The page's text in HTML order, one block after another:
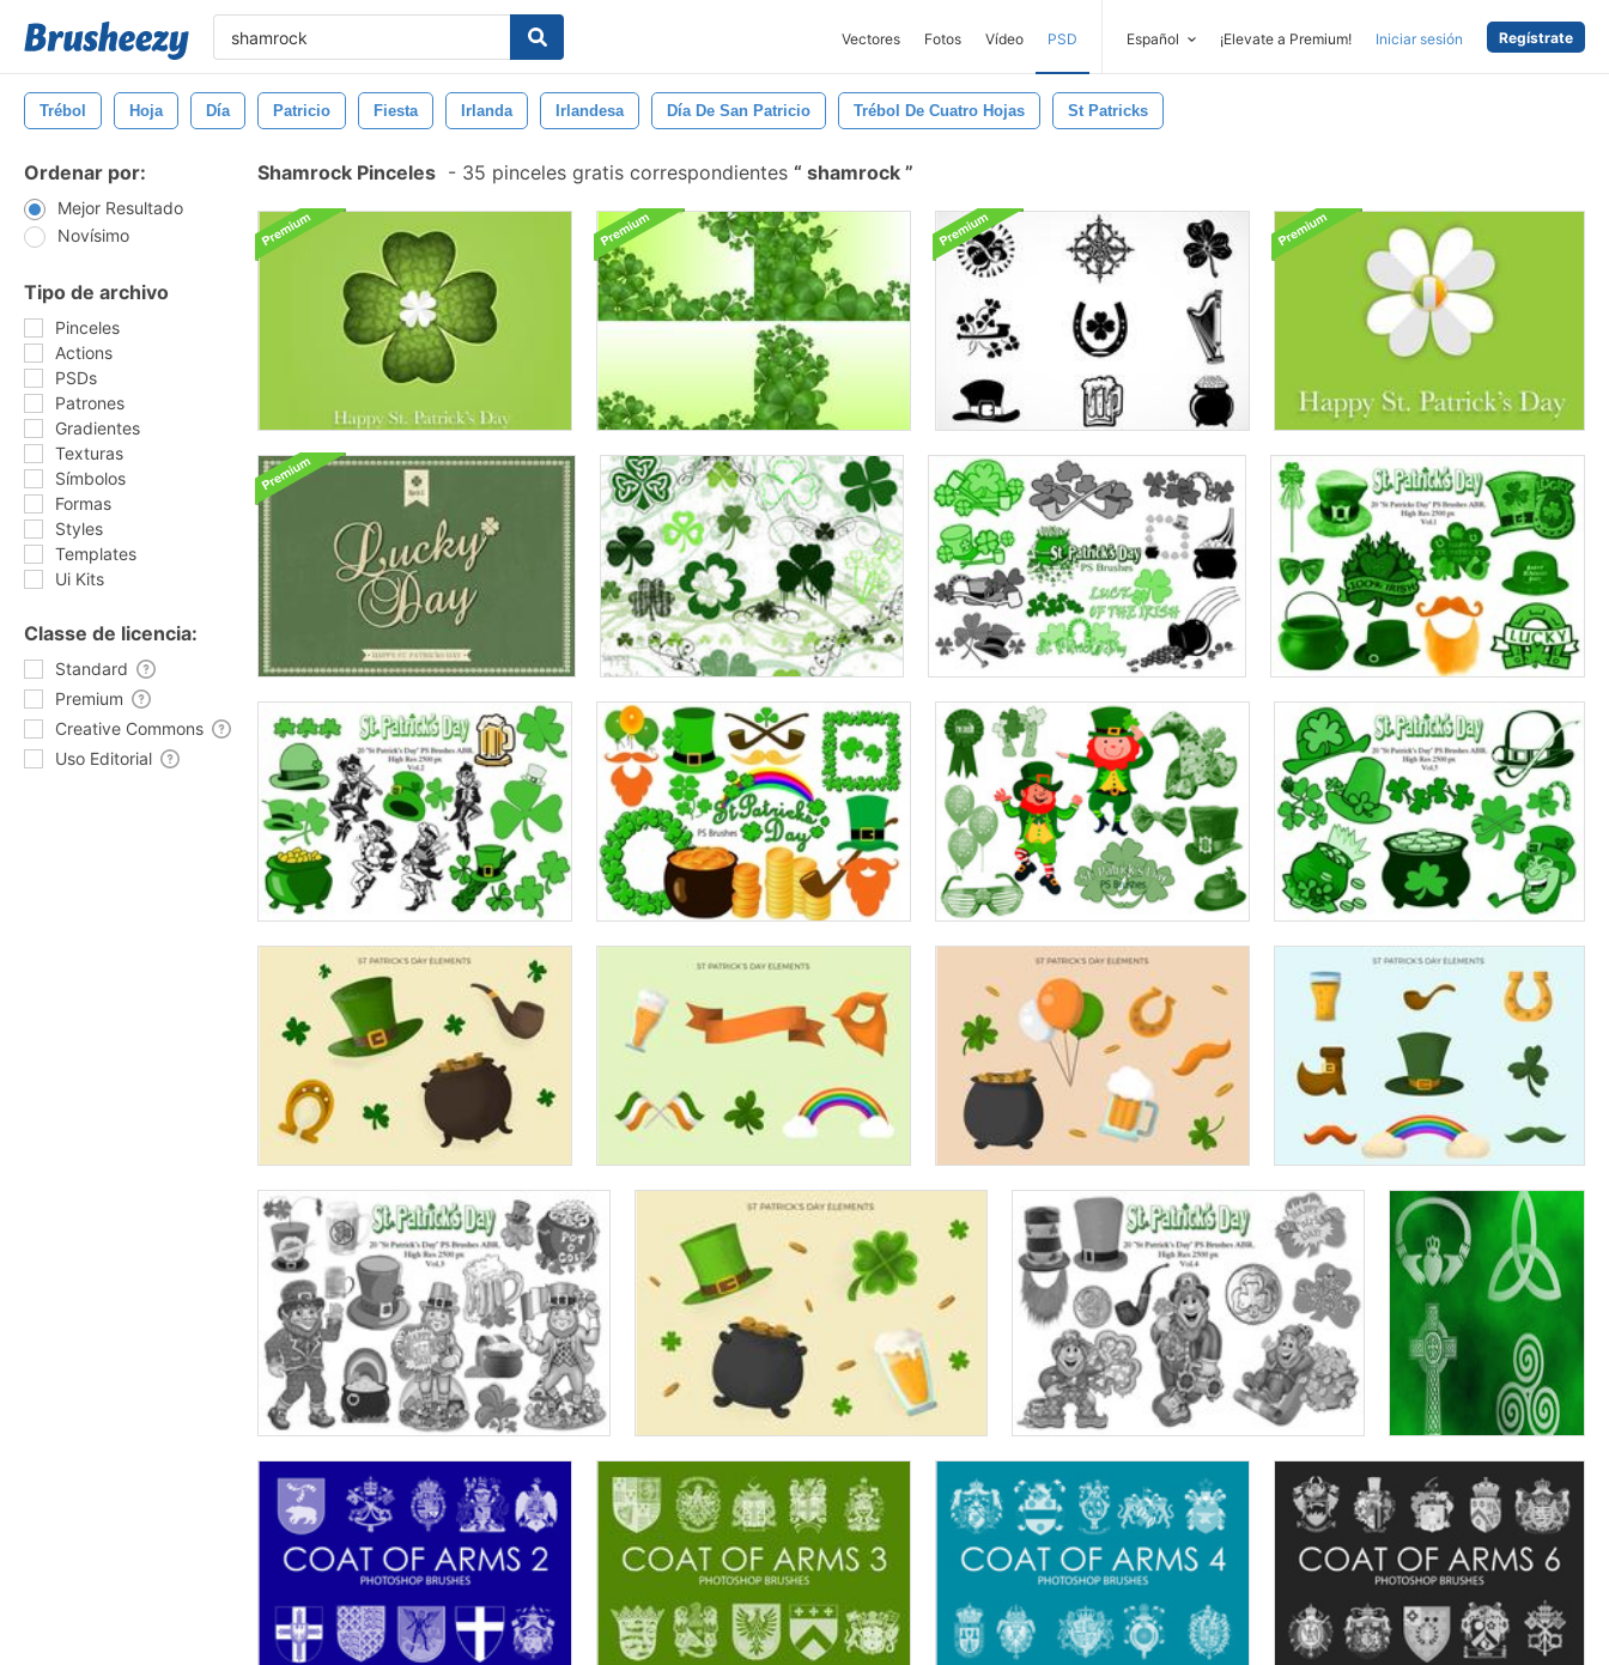
Vectores Fotos Vídeo PSD Español ¡Elevate a Premium! Iniciar sesión Regístrate
Trébol Hoja Día Patricio Fiesta Irlanda Irlandesa Día De San Patricio Trébol De Cuatro Hojas St Patricks
Ordenar por:
Mejor Resultado
Novísimo
Tipo de archivo
Pinceles
Actions
PSDs
Patrones
Gradientes
Texturas
Símbolos
Formas
Styles
Templates
Ui Kits
Classe de licencia:
Standard
Premium
Creative Commons
Uso Editorial
Shamrock Pinceles - 35 pinceles gratis correspondientes shamrock